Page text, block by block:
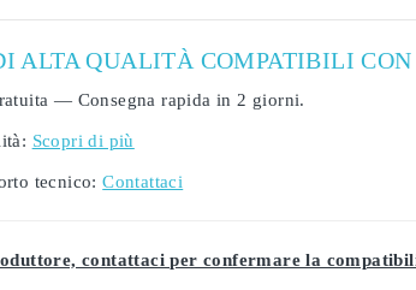
ALTA QUALITÀ COMPATIBILI
— Consegna rapida in 2 giorni.
Scopri di più
tecnico: Contattaci
contattaci per confermare la